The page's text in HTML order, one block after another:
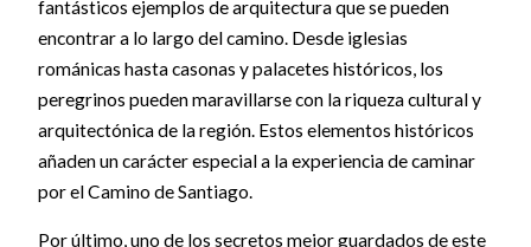
fantásticos ejemplos de arquitectura que se pueden
encontrar a lo largo del camino. Desde iglesias
románicas hasta casonas y palacetes históricos, los
peregrinos pueden maravillarse con la riqueza cultural y
arquitectónica de la región. Estos elementos históricos
añaden un carácter especial a la experiencia de caminar
por el Camino de Santiago.
Por último, uno de los secretos mejor guardados de este